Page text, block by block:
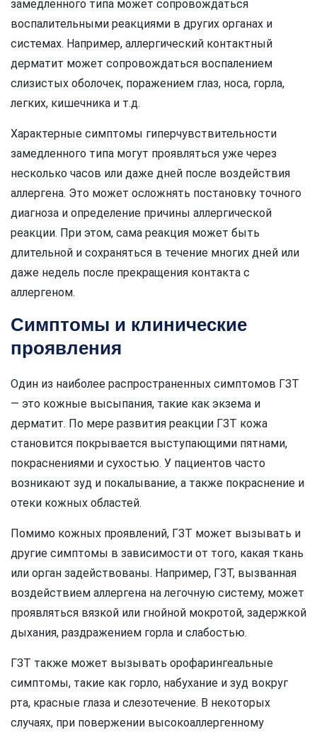
замедленного типа может сопровождаться
воспалительными реакциями в других органах и
системах. Например, аллергический контактный
дерматит может сопровождаться воспалением
слизистых оболочек, поражением глаз, носа, горла,
легких, кишечника и т.д.
Характерные симптомы гиперчувствительности
замедленного типа могут проявляться уже через
несколько часов или даже дней после воздействия
аллергена. Это может осложнять постановку точного
диагноза и определение причины аллергической
реакции. При этом, сама реакция может быть
длительной и сохраняться в течение многих дней или
даже недель после прекращения контакта с
аллергеном.
Симптомы и клинические
проявления
Один из наиболее распространенных симптомов ГЗТ
— это кожные высыпания, такие как экзема и
дерматит. По мере развития реакции ГЗТ кожа
становится покрывается выступающими пятнами,
покраснениями и сухостью. У пациентов часто
возникают зуд и покалывание, а также покраснение и
отеки кожных областей.
Помимо кожных проявлений, ГЗТ может вызывать и
другие симптомы в зависимости от того, какая ткань
или орган задействованы. Например, ГЗТ, вызванная
воздействием аллергена на легочную систему, может
проявляться вязкой или гнойной мокротой, задержкой
дыхания, раздражением горла и слабостью.
ГЗТ также может вызывать орофарингеальные
симптомы, такие как горло, набухание и зуд вокруг
рта, красные глаза и слезотечение. В некоторых
случаях, при повержении высокоаллергенному